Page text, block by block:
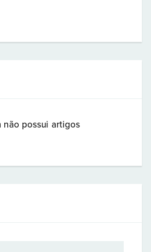
não possui artigos